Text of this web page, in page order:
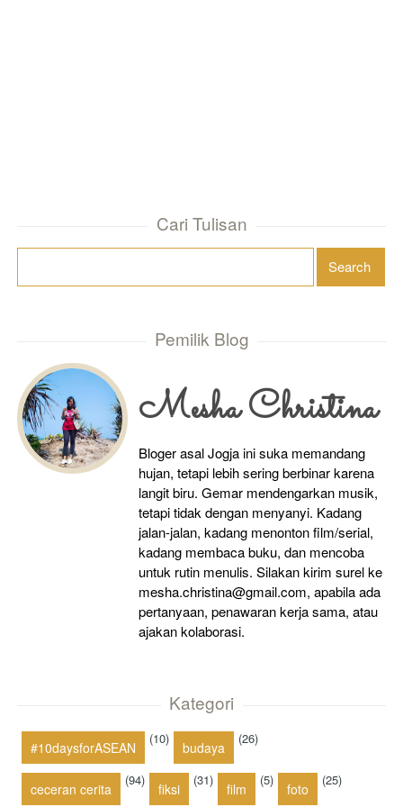
Cari Tulisan
Pemilik Blog
Mesha Christina
Bloger asal Jogja ini suka memandang
hujan, tetapi lebih sering berbinar karena
langit biru. Gemar mendengarkan musik,
tetapi tidak dengan menyanyi. Kadang
jalan-jalan, kadang menonton film/serial,
kadang membaca buku, dan mencoba
untuk rutin menulis. Silakan kirim surel ke
mesha.christina@gmail.com, apabila ada
pertanyaan, penawaran kerja sama, atau
ajakan kolaborasi.
Kategori
#10daysforASEAN
(10)
budaya
(26)
ceceran cerita
(94)
fiksi
(31)
film
(5)
foto
(25)